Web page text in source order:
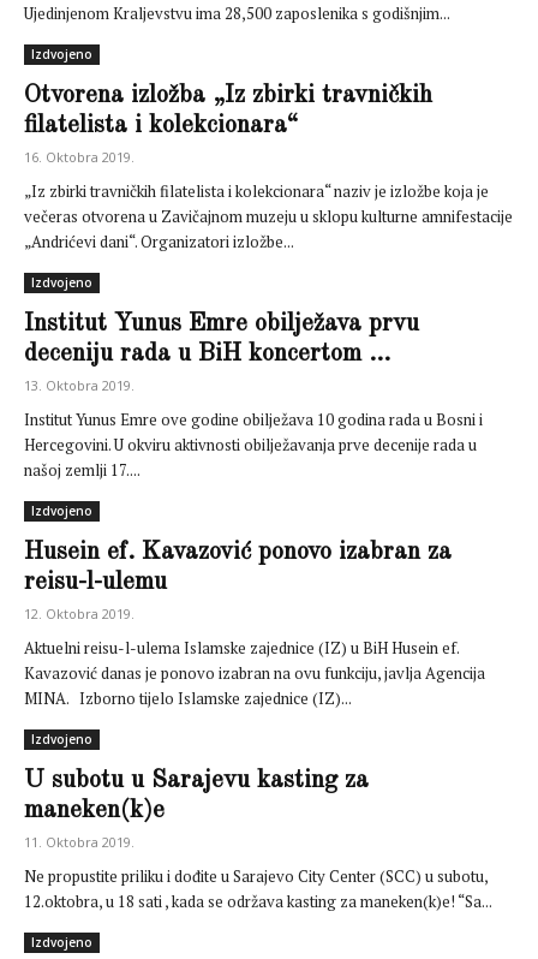
Ujedinjenom Kraljevstvu ima 28,500 zaposlenika s godišnjim...
Izdvojeno
Otvorena izložba „Iz zbirki travničkih
filatelista i kolekcionara“
16. Oktobra 2019.
„Iz zbirki travničkih filatelista i kolekcionara“ naziv je izložbe koja je
večeras otvorena u Zavičajnom muzeju u sklopu kulturne amnifestacije
„Andrićevi dani“. Organizatori izložbe...
Izdvojeno
Institut Yunus Emre obilježava prvu
deceniju rada u BiH koncertom ...
13. Oktobra 2019.
Institut Yunus Emre ove godine obilježava 10 godina rada u Bosni i
Hercegovini. U okviru aktivnosti obilježavanja prve decenije rada u
našoj zemlji 17....
Izdvojeno
Husein ef. Kavazović ponovo izabran za
reisu-l-ulemu
12. Oktobra 2019.
Aktuelni reisu-l-ulema Islamske zajednice (IZ) u BiH Husein ef.
Kavazović danas je ponovo izabran na ovu funkciju, javlja Agencija
MINA. Izborno tijelo Islamske zajednice (IZ)...
Izdvojeno
U subotu u Sarajevu kasting za
maneken(k)e
11. Oktobra 2019.
Ne propustite priliku i dođite u Sarajevo City Center (SCC) u subotu,
12.oktobra, u 18 sati , kada se održava kasting za maneken(k)e! “Sa...
Izdvojeno